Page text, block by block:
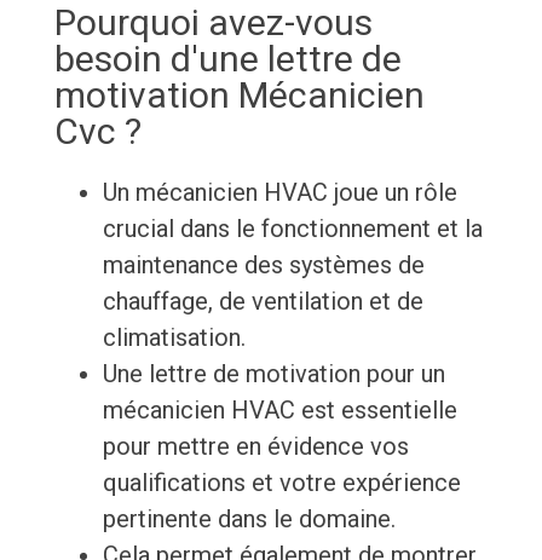
Pourquoi avez-vous
besoin d'une lettre de
motivation Mécanicien
Cvc ?
Un mécanicien HVAC joue un rôle
crucial dans le fonctionnement et la
maintenance des systèmes de
chauffage, de ventilation et de
climatisation.
Une lettre de motivation pour un
mécanicien HVAC est essentielle
pour mettre en évidence vos
qualifications et votre expérience
pertinente dans le domaine.